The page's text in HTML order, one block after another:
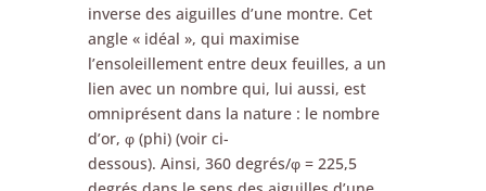
inverse des aiguilles d’une montre. Cet
angle « idéal », qui maximise
l’ensoleillement entre deux feuilles, a un
lien avec un nombre qui, lui aussi, est
omniprésent dans la nature : le nombre
d’or, φ (phi) (voir ci-
dessous). Ainsi, 360 degrés/φ = 225,5